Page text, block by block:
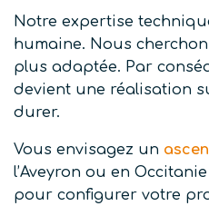
Notre expertise
humaine. Nous
plus adaptée. Par
devient une réalisation
durer.
Vous envisagez un
l’Aveyron ou en
pour configurer votre